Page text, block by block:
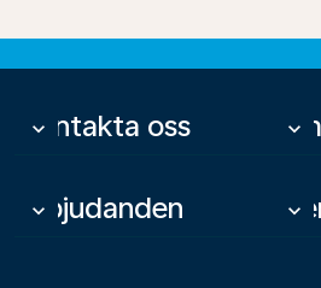
Kontakta oss
keyboard_arrow_down keyboard_arrow_down
Erbjudanden
keyboard_arrow_down keyboard_arrow_down